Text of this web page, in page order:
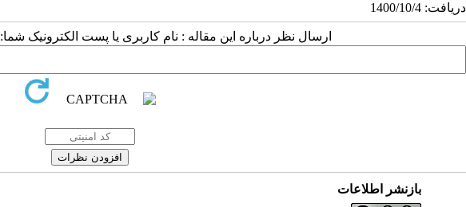
دریافت: 1400/10/4
ارسال نظر درباره این مقاله : نام کاربری یا پست الکترونیک شما:
بازنشر اطلاعات